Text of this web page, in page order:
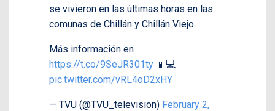
se vivieron en las últimas horas en las
comunas de Chillán y Chillán Viejo.
Más información en
https://t.co/9SeJR301ty 📱💻
pic.twitter.com/vRL4oD2xHY
— TVU (@TVU_television) February 2,